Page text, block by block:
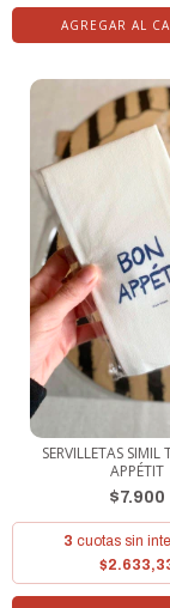
SERVILLETAS SIMIL
APPÉTIT
$7.900
3 cuotas sin